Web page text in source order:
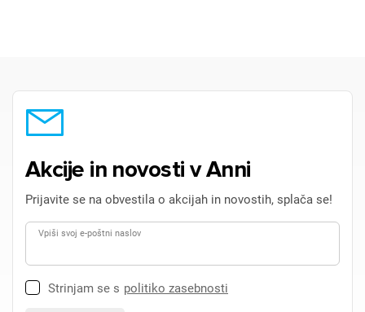
Akcije in novosti v Anni
Prijavite se na obvestila o akcijah in novostih, splača se!
Vpiši svoj e-poštni naslov
Strinjam se s politiko zasebnosti